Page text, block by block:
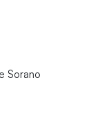
Sorano